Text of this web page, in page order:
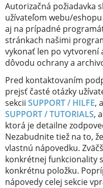
Autorizačná požiadavka
užívateľom webu/
aj na prípadné
stránkach našimi
vykonať len po vytvorení
dôvodu ochrany a
Pred kontaktovaním
prejsť časté otázky
sekcii SUPPORT / HILFE,
SUPPORT / TUTORIALS,
ktorá je detailne
Nezabudnite tiež na to,
vlastnú nápovedku.
konkrétnej funkcionality
konkrétnu položku.
nápovedy celej sekcie